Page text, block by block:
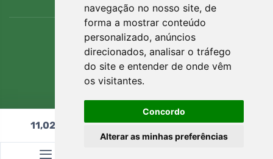
navegação no nosso site, de
forma a mostrar conteúdo
personalizado, anúncios
direcionados, analisar o tráfego
do site e entender de onde vêm
os visitantes.
Concordo
Alterar as minhas preferências
11,02 Adicionar ao carrinho